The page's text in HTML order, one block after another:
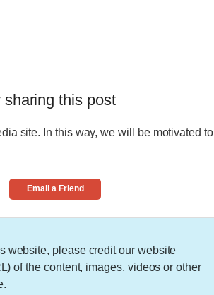
this post
site. In this way, we will be motivated to
Email a Friend
website, please credit our website
of the content, images, videos or other